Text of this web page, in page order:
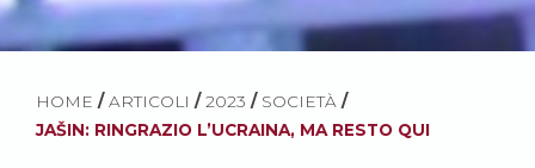
HOME / ARTICOLI / 2023 / SOCIETÀ /
JAŠIN: RINGRAZIO L’UCRAINA, MA RESTO QUI